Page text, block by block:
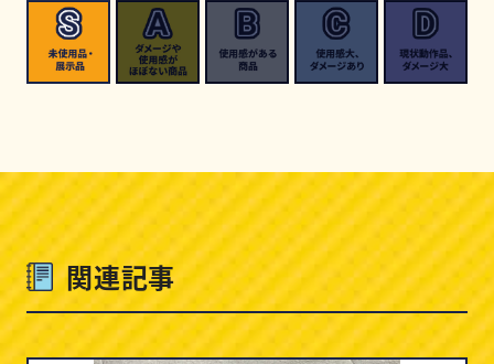
関連記事